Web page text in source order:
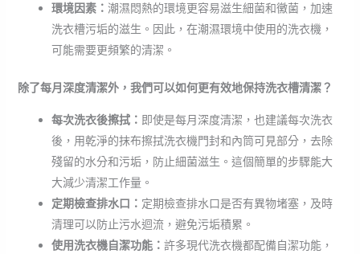
環境因素： 潮濕悶熱的環境更容易滋生細菌和黴菌，加速
洗衣槽污垢的滋生。因此，在潮濕環境中使用的洗衣機，
可能需要更頻繁的清潔。
除了每月深度清潔外，我們可以如何更有效地保持洗衣槽清潔？
每次洗衣後擦拭： 即使是每月深度清潔，也建議每次洗衣
後，用乾淨的抹布擦拭洗衣機門封和內筒可見部分，去除
殘留的水分和污垢，防止細菌滋生。這個簡單的步驟能大
大減少清潔工作量。
定期檢查排水口： 定期檢查排水口是否有異物堵塞，及時
清理可以防止污水迴流，避免污垢積累。
使用洗衣機自潔功能： 許多現代洗衣機都配備自潔功能，